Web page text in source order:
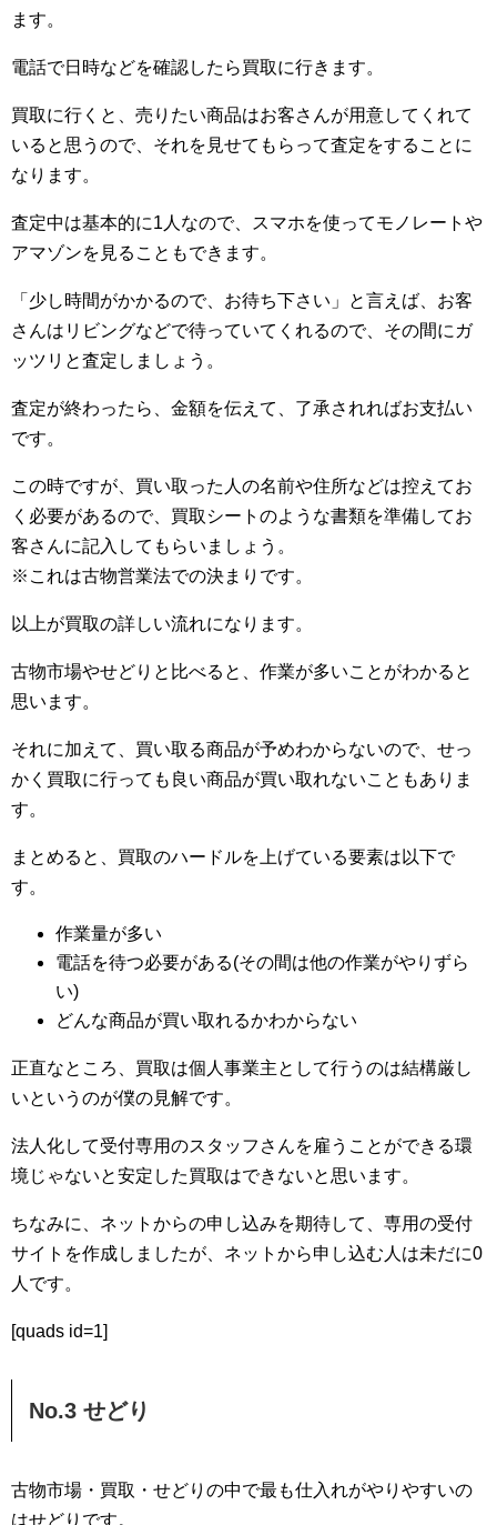
ます。
電話で日時などを確認したら買取に行きます。
買取に行くと、売りたい商品はお客さんが用意してくれて
いると思うので、それを見せてもらって査定をすることに
なります。
査定中は基本的に1人なので、スマホを使ってモノレートや
アマゾンを見ることもできます。
「少し時間がかかるので、お待ち下さい」と言えば、お客
さんはリビングなどで待っていてくれるので、その間にガ
ッツリと査定しましょう。
査定が終わったら、金額を伝えて、了承されればお支払い
です。
この時ですが、買い取った人の名前や住所などは控えてお
く必要があるので、買取シートのような書類を準備してお
客さんに記入してもらいましょう。
※これは古物営業法での決まりです。
以上が買取の詳しい流れになります。
古物市場やせどりと比べると、作業が多いことがわかると
思います。
それに加えて、買い取る商品が予めわからないので、せっ
かく買取に行っても良い商品が買い取れないこともありま
す。
まとめると、買取のハードルを上げている要素は以下で
す。
作業量が多い
電話を待つ必要がある(その間は他の作業がやりずら
い)
どんな商品が買い取れるかわからない
正直なところ、買取は個人事業主として行うのは結構厳し
いというのが僕の見解です。
法人化して受付専用のスタッフさんを雇うことができる環
境じゃないと安定した買取はできないと思います。
ちなみに、ネットからの申し込みを期待して、専用の受付
サイトを作成しましたが、ネットから申し込む人は未だに0
人です。
[quads id=1]
No.3 せどり
古物市場・買取・せどりの中で最も仕入れがやりやすいの
はせどりです。